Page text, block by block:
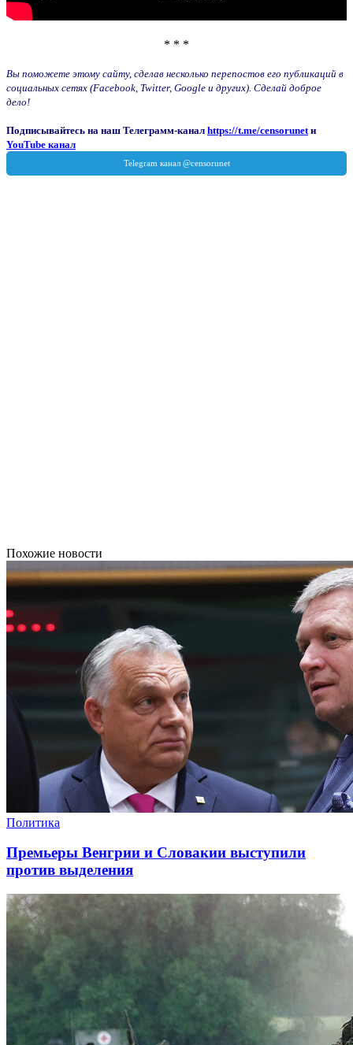
* * *
Вы поможете этому сайту, сделав несколько перепостов его публикаций в
социальных сетях (Facebook, Twitter, Google и других). Сделай доброе
дело!
Подписывайтесь на наш Телеграмм-канал https://t.me/censorunet и
YouTube канал
Похожие новости
Политика
Премьеры Венгрии и Словакии выступили
против выделения